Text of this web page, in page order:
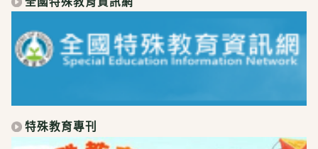
特殊教育專刊